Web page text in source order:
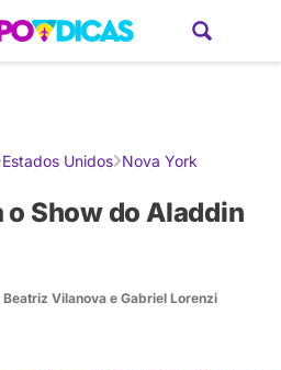
do SulBrasilCaribe EuropaEstados
Estados Unidos Nova York
Show do Aladdin
Beatriz Vilanova e Gabriel Lorenzi